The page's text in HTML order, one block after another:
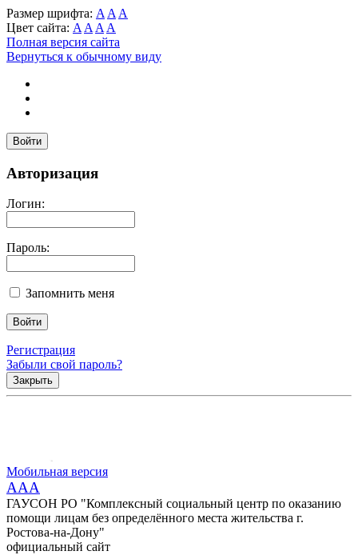
Размер шрифта: A A A
Цвет сайта: A A A A
Полная версия сайта
Вернуться к обычному виду
Войти
Авторизация
Логин:
Пароль:
Запомнить меня
Регистрация
Забыли свой пароль?
Закрыть
Мобильная версия
AAA
ГАУСОН РО "Комплексный социальный центр по оказанию
помощи лицам без определённого места жительства г.
Ростова-на-Дону"
официальный сайт